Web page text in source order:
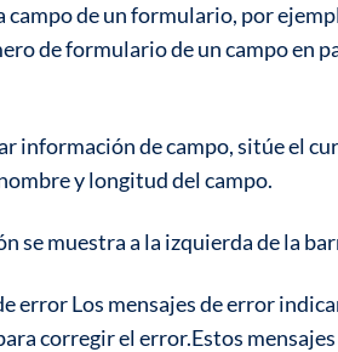
campo de un formulario, por
de formulario de un campo en
información de campo, sitúe el
y longitud del campo.
se muestra a la izquierda de la
error Los mensajes de error
corregir el error.Estos